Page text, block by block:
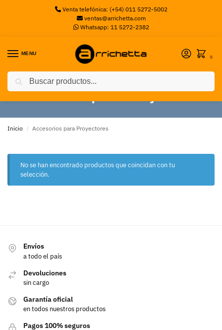
Venta telefónica: (+54) 011 5272-5002
ventas@arrichetta.com
Whatsapp: 11 5272-2382
MENU
0
Accesorios para Proyectores
Inicio / Accesorios para Proyectores
No se han encontrado productos que coincidan con tu
selección.
Envíos
a todo el país
Devoluciones
sin cargo
Garantía oficial
en todos nuestros productos
Pagos 100% seguros